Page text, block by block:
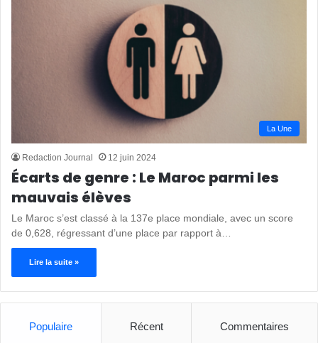
La Une
Redaction Journal 12 juin 2024
Écarts de genre : Le Maroc parmi les
mauvais élèves
Le Maroc s’est classé à la 137e place mondiale, avec un score
de 0,628, régressant d’une place par rapport à…
Lire la suite »
Populaire Récent Commentaires